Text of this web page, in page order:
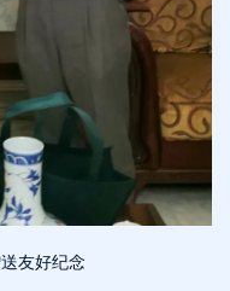
友好纪念